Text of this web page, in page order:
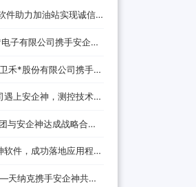
件助力加油站实现诚信
子有限公司携手安企神
禾*股份有限公司携手安
上安企神，测控技术数
与安企神达成战略合
展新路径！
件，成功落地应用程
管控方案！
纳克携手安企神共筑